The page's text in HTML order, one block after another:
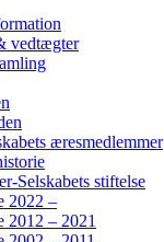
vedtægter
æresmedlemmer
Selskabets stiftelse
2022 –
2012 – 2021